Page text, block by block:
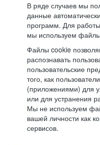
В ряде случаев мы
данные
программ. Для
мы используем
Файлы cookie
распознавать
пользовательские
того, как
(приложениями) для
или для устранения
Мы не используем
вашей личности как
сервисов.